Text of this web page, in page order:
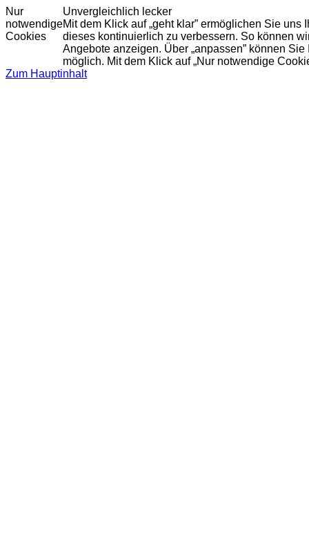
Nur
notwendige
Cookies
Unvergleichlich lecker
Mit dem Klick auf „geht klar” ermöglichen Sie
dieses kontinuierlich zu verbessern. So können
Angebote anzeigen. Über „anpassen” können
möglich. Mit dem Klick auf „Nur notwendige
Zum Hauptinhalt